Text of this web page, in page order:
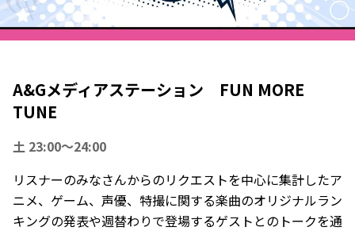
A&Gメディアステーション FUN MORE
TUNE
土 23:00～24:00
リスナーのみなさんからのリクエストを中心に集計したア
ニメ、ゲーム、声優、特撮に関する楽曲のオリジナルラン
キングの発表や週替わりで登場するゲストとのトークを通